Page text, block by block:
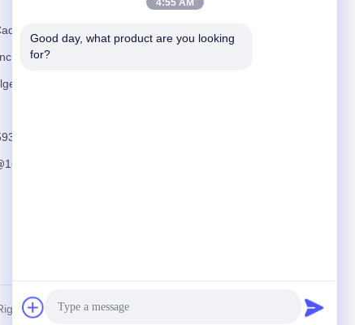
Heng
Reserved.
4:55 AM
Good day, what product are you looking
for?